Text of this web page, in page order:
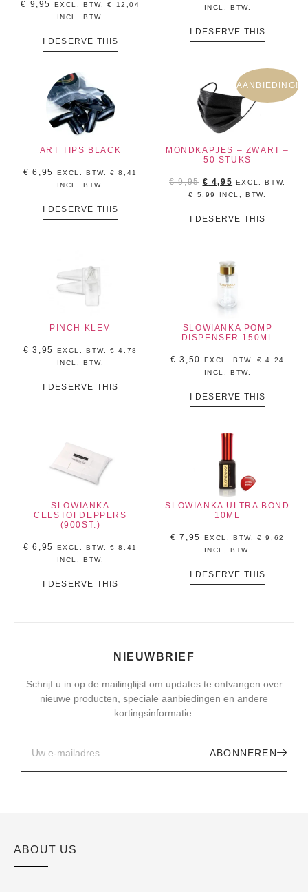
€ 9,95 EXCL. BTW.€
12,04
INCL, BTW.
I DESERVE THIS
INCL, BTW.
I DESERVE THIS
ART TIPS BLACK
€ 6,95 EXCL. BTW.€ 8,41
INCL, BTW.
I DESERVE THIS
AANBIEDING!
MONDKAPJES – ZWART –
50 STUKS
€9,95 € 4,95 EXCL. BTW.
€
5,99 INCL, BTW.
I DESERVE THIS
PINCH KLEM
€ 3,95 EXCL. BTW.€ 4,78
INCL, BTW.
I DESERVE THIS
SLOWIANKA POMP
DISPENSER 150ML
€ 3,50 EXCL. BTW.€ 4,24
INCL, BTW.
I DESERVE THIS
SLOWIANKA
CELSTOFDEPPERS
(900ST.)
€ 6,95 EXCL. BTW.€ 8,41
INCL, BTW.
I DESERVE THIS
SLOWIANKA ULTRA BOND
10ML
€ 7,95 EXCL. BTW.€ 9,62
INCL, BTW.
I DESERVE THIS
NIEUWBRIEF
Schrijf u in op de mailinglijst om updates te ontvangen over
nieuwe producten, speciale aanbiedingen en andere
kortingsinformatie.
ABONNEREN
ABOUT US